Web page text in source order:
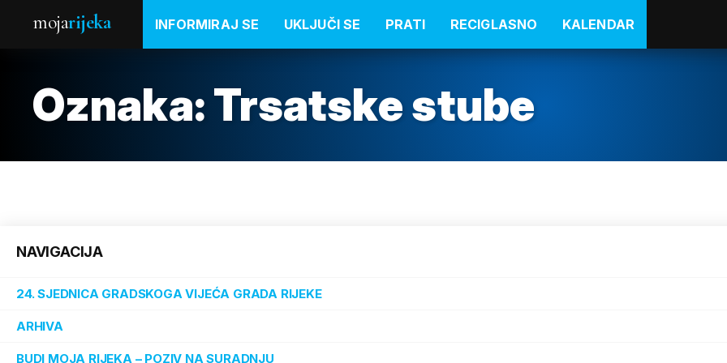
mojarijeka INFORMIRAJ SE UKLJUČI SE PRATI RECIGLASNO KALENDAR
Oznaka:Trsatske stube
NAVIGACIJA
24. SJEDNICA GRADSKOGA VIJEĆA GRADA RIJEKE
ARHIVA
BUDI MOJA RIJEKA – POZIV NA SURADNJU